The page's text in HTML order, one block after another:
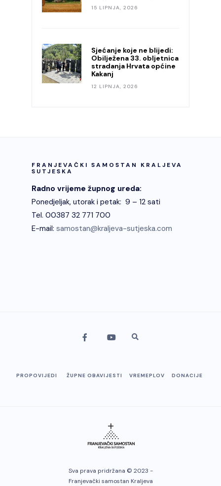
15 LIPNJA, 2026
Sjećanje koje ne blijedi:
Obilježena 33. obljetnica
stradanja Hrvata općine
Kakanj
12 LIPNJA, 2026
FRANJEVAČKI SAMOSTAN KRALJEVA
SUTJESKA
Radno vrijeme župnog ureda:
Ponedjeljak, utorak i petak: 9 – 12 sati
Tel. 00387 32 771 700
E-mail: samostan@kraljeva-sutjeska.com
PROPOVIJEDI ŽUPNE OBAVIJESTI VREMEPLOV DONACIJE
Sva prava pridržana © 2023 -
Franjevački samostan Kraljeva